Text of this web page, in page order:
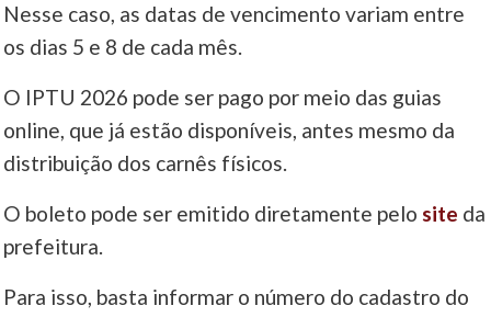
Nesse caso, as datas de vencimento variam entre
os dias 5 e 8 de cada mês.
O IPTU 2026 pode ser pago por meio das guias
online, que já estão disponíveis, antes mesmo da
distribuição dos carnês físicos.
O boleto pode ser emitido diretamente pelosite da
prefeitura.
Para isso, basta informar o número do cadastro do